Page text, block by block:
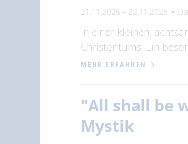
21.11.2026 – 22.11.2026
In einer kleinen,
Christentums. Ein
MEHR ERFAHREN
"All shall be
Mystik